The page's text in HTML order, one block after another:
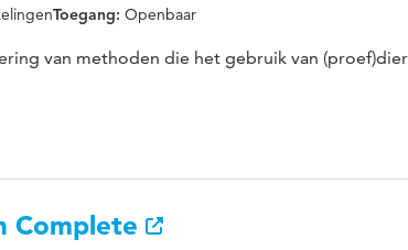
Toegang: Openbaar
van methoden die het gebruik van
Complete